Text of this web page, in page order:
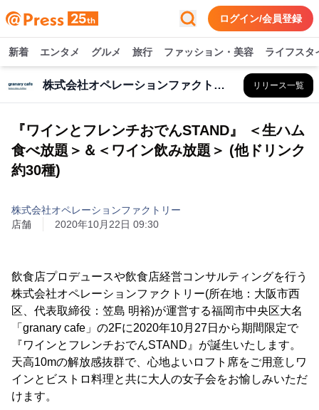
ログイン/会員登録
新着 エンタメ グルメ 旅行 ファッション・美容 ライフスタ
株式会社オペレーションファクトリー リリース一覧
『ワインとフレンチおでんSTAND』 ＜生ハム
食べ放題＞＆＜ワイン飲み放題＞ (他ドリンク
約30種)
株式会社オペレーションファクトリー
店舗
2020年10月22日 09:30
飲食店プロデュースや飲食店経営コンサルティングを行う
株式会社オペレーションファクトリー(所在地：大阪市西
区、代表取締役：笠島 明裕)が運営する福岡市中央区大名
「granary cafe」の2Fに2020年10月27日から期間限定で
『ワインとフレンチおでんSTAND』が誕生いたします。
天高10mの解放感抜群で、心地よいロフト席をご用意しワ
インとビストロ料理と共に大人の女子会をお愉しみいただ
けます。